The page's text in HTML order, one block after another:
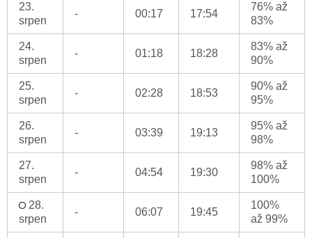
23.
srpen
- 00:17 17:54
76% až
83%
24.
srpen
- 01:18 18:28
83% až
90%
25.
srpen
- 02:28 18:53
90% až
95%
26.
srpen
- 03:39 19:13
95% až
98%
27.
srpen
- 04:54 19:30
98% až
100%
28.
srpen
- 06:07 19:45
100%
až 99%